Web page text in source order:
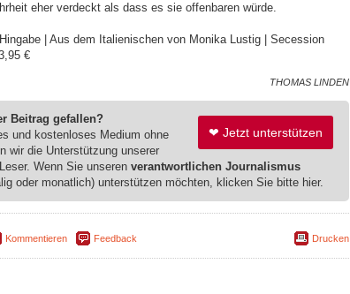
eher verdeckt als dass es sie offenbaren würde.
| Aus dem Italienischen von Monika Lustig | Secession
€
THOMAS LINDEN
❤ Jetzt unterstützen
Beitrag gefallen?
und kostenloses Medium ohne
wir die Unterstützung unserer
Wenn Sie unseren verantwortlichen Journalismus
oder monatlich) unterstützen möchten, klicken Sie bitte hier.
Kommentieren Feedback Drucken